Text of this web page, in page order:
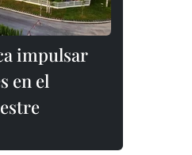
impulsar
en el